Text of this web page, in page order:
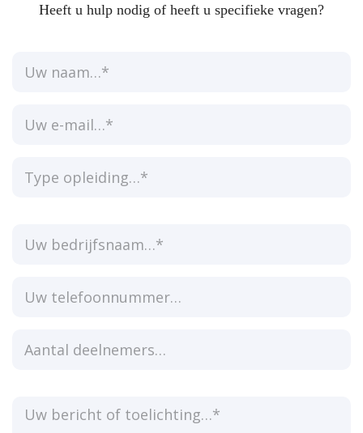
Heeft u hulp nodig of heeft u specifieke vragen?